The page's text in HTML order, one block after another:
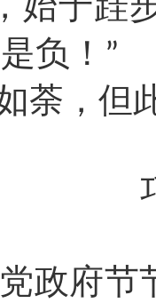
负！ ”
荼，但
政府节